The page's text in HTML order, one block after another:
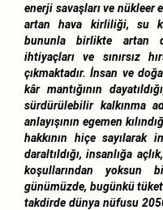
enerji savaşları ve nükleer
artan hava kirliliği, su
bununla birlikte artan
ihtiyaçları ve sınırsız
çıkmaktadır. İnsan ve
kâr mantığının
sürdürülebilir kalkınma
anlayışının egemen
hakkının hiçe sayılarak
daraltıldığı, insanlığa
koşullarından yoksun
günümüzde, bugünkü
takdirde dünya nüfusu